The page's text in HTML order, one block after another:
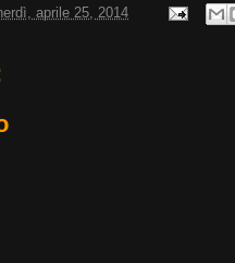
aprile 25, 2014